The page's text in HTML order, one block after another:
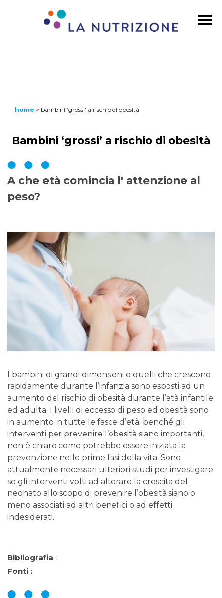
home > bambini ‘grossi’ a rischio di obesità
Bambini ‘grossi’ a rischio di obesità
A che età comincia l' attenzione al
peso?
I bambini di grandi dimensioni o quelli che crescono
rapidamente durante l’infanzia sono esposti ad un
aumento del rischio di obesità durante l’età infantile
ed adulta. I livelli di eccesso di peso ed obesità sono
in aumento in tutte le fasce d’età: benché gli
interventi per prevenire l’obesità siano importanti,
non è chiaro come potrebbe essere iniziata la
prevenzione nelle prime fasi della vita. Sono
attualmente necessari ulteriori studi per investigare
se gli interventi volti ad alterare la crescita del
neonato allo scopo di prevenire l’obesità siano o
meno associati ad altri benefici o ad effetti
indesiderati.
Bibliografia :
Fonti :